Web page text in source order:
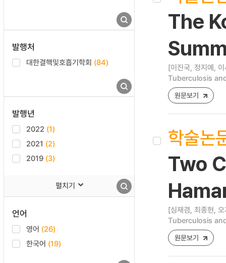
발행처
대한결핵및호흡기학회 (84)
발행년
2022 (1)
2021 (2)
2019 (3)
펼치기
언어
영어 (26)
한국어 (19)
The
[이진국, 정지예,
Tuberculosis
원문보기
학술논
Two
[심재겸, 최종현,
Tuberculosis
원문보기